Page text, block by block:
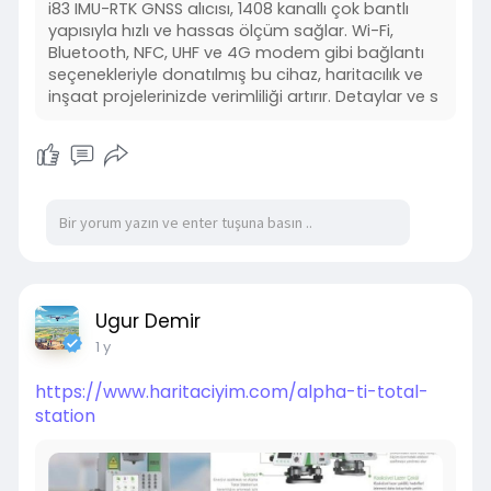
i83 IMU-RTK GNSS alıcısı, 1408 kanallı çok bantlı
yapısıyla hızlı ve hassas ölçüm sağlar. Wi-Fi,
Bluetooth, NFC, UHF ve 4G modem gibi bağlantı
seçenekleriyle donatılmış bu cihaz, haritacılık ve
inşaat projelerinizde verimliliği artırır. Detaylar ve s
Ugur Demir
1 y
https://www.haritaciyim.com/alpha-ti-total-
station